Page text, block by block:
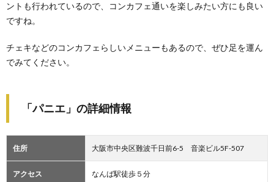
ントも行われているので、コンカフェ通いを楽しみたい方にも良い
ですね。
チェキなどのコンカフェらしいメニューもあるので、ぜひ足を運ん
でみてください。
「パニエ」の詳細情報
住所 大阪市中央区難波千日前6-5 音楽ビル5F-507
アクセス なんば駅徒歩５分